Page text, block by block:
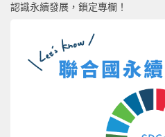
認識永續發展，鎖定專欄！